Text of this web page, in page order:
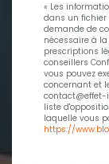
« Les
dans un fichier
demande de
nécessaire à
prescriptions
conseillers
vous pouvez
concernant et
contact@effet-
liste
laquelle vous
https://